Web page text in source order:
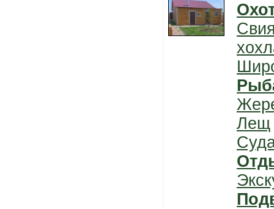
Лещ